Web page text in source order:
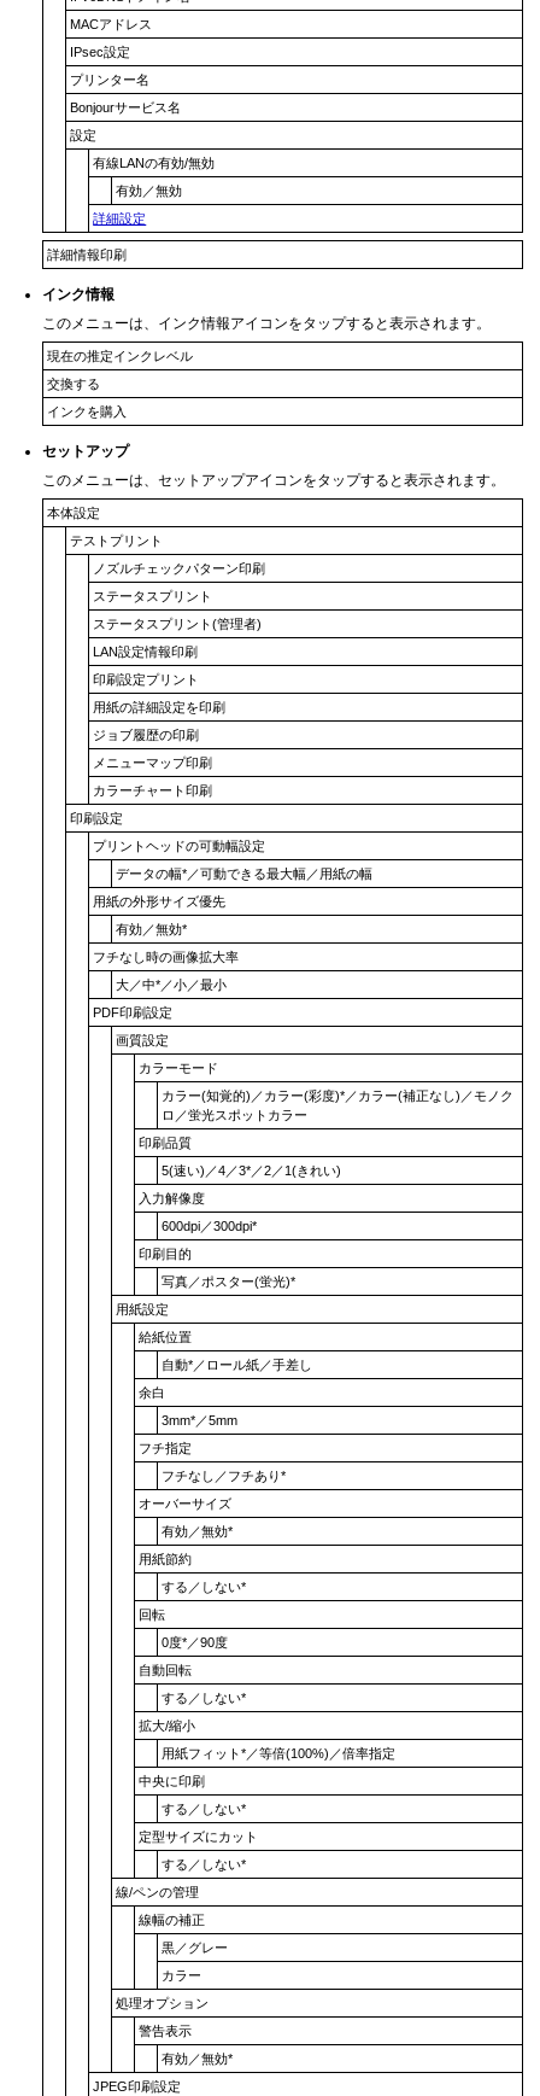
MACアドレス
IPsec設定
プリンター名
Bonjourサービス名
設定
有線LANの有効/無効
有効 ／無効
詳細設定
詳細情報印刷
インク情報
このメニューは、 インク情報アイコンをタップすると表示されます。
現在の推定インクレベル
交換する
インクを購入
セットアップ
このメニューは、セットアップアイコンをタップすると表示されます。
本体設定
テストプリント
ノズルチェックパターン印刷
ステータスプリント
ステータスプリント(管理者)
LAN設定情報印刷
印刷設定プリント
用紙の詳細設定を印刷
ジョブ履歴の印刷
メニューマップ印刷
カラーチャート印刷
印刷設定
プリントヘッドの可動幅設定
データの幅*／可動できる最大幅 ／用紙の幅
用紙の外形サイズ優先
有効 ／無効*
フチなし時の画像拡大率
大 ／中*／小 ／最小
PDF印刷設定
画質設定
カラーモード
カラー(知覚的) ／カラー(彩度)*／カラー(補正なし) ／モノク
ロ ／蛍光スポットカラー
印刷品質
5(速い) ／4／3*／2／1(きれい)
入力解像度
600dpi ／300dpi*
印刷目的
写真 ／ポスター(蛍光)*
用紙設定
給紙位置
自動*／ ロール紙 ／手差し
余白
3mm*／5mm
フチ指定
フチなし ／フチあり*
オーバーサイズ
有効 ／無効*
用紙節約
する ／ しない*
回転
0度*／90度
自動回転
する ／ しない*
拡大/縮小
用紙フィット*／等倍(100%) ／倍率指定
中央に印刷
する ／ しない*
定型サイズにカット
する ／ しない*
線/ペンの管理
線幅の補正
黒 ／グレー
カラー
処理オプション
警告表示
有効 ／無効*
JPEG印刷設定